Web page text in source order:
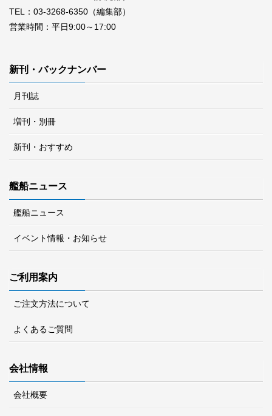
TEL：03-3268-6350（編集部）
営業時間：平日9:00～17:00
新刊・バックナンバー
月刊誌
増刊・別冊
新刊・おすすめ
艦船ニュース
艦船ニュース
イベント情報・お知らせ
ご利用案内
ご注文方法について
よくあるご質問
会社情報
会社概要